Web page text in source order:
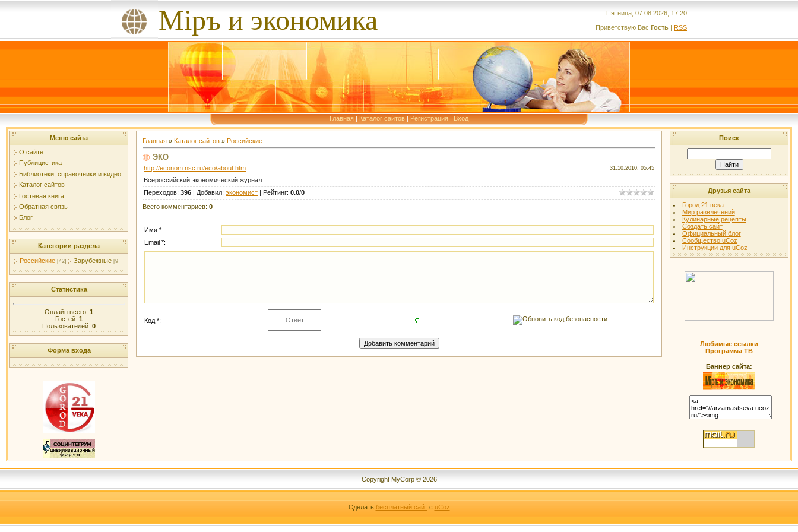
Мiръ и экономика
Пятница, 07.08.2026, 17:20
Приветствую Вас Гость | RSS
Главная | Каталог сайтов | Регистрация | Вход
Меню сайта
О сайте
Публицистика
Библиотеки, справочники и видео
Каталог сайтов
Гостевая книга
Обратная связь
Блог
Категории раздела
Российские [42] Зарубежные [9]
Статистика
Онлайн всего: 1
Гостей: 1
Пользователей: 0
Форма входа
Главная » Каталог сайтов » Российские
ЭКО
http://econom.nsc.ru/eco/about.htm 31.10.2010, 05:45
Всероссийский экономический журнал
Переходов: 396 | Добавил: экономист | Рейтинг: 0.0/0
Всего комментариев: 0
Имя *:
Email *:
Код *:
Поиск
Друзья сайта
Город 21 века
Мир развлечений
Кулинарные рецепты
Создать сайт
Официальный блог
Сообщество uCoz
Инструкции для uCoz
Любимые ссылки
Программа ТВ
Баннер сайта:
Copyright MyCorp © 2026
Сделать бесплатный сайтс uCoz